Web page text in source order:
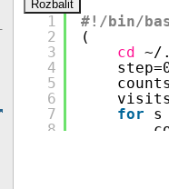
1
2
3
4
5
6
7
8
#!/bin/
(
cd ~/
for